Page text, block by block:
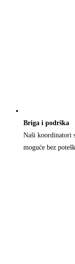
Briga i podrška
Naši koordinatori
moguće bez